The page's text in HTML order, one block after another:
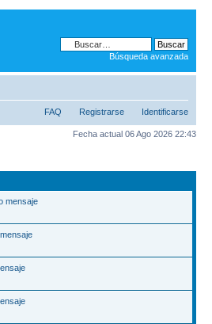
Búsqueda avanzada
FAQ Registrarse Identificarse
Fecha actual 06 Ago 2026 22:43